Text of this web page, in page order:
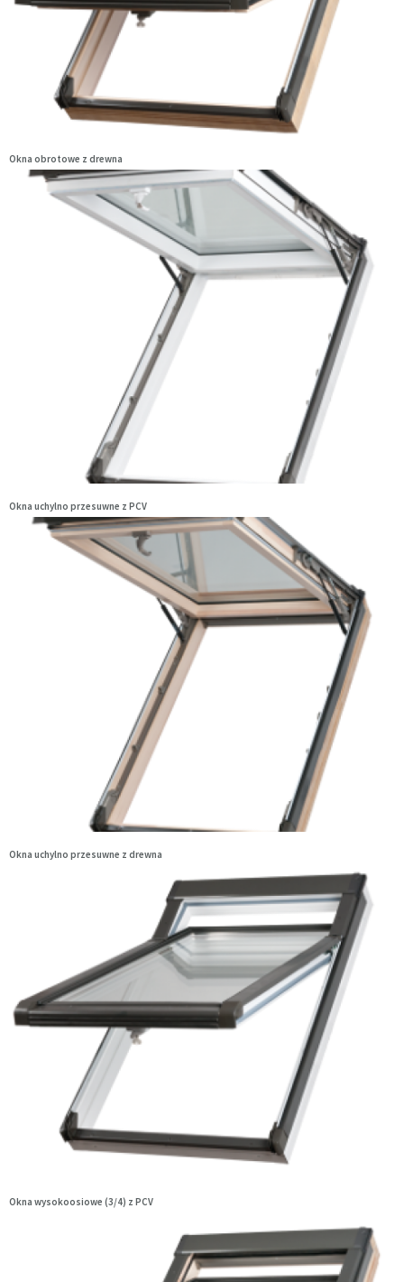
Okna obrotowe z drewna
Okna uchylno przesuwne z PCV
Okna uchylno przesuwne z drewna
Okna wysokoosiowe (3/4) z PCV